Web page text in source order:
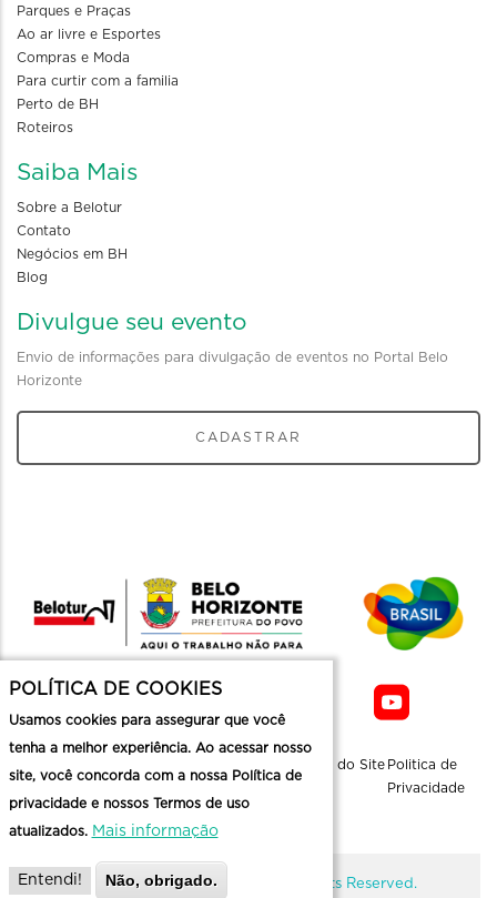
Parques e Praças
Ao ar livre e Esportes
Compras e Moda
Para curtir com a familia
Perto de BH
Roteiros
Saiba Mais
Sobre a Belotur
Contato
Negócios em BH
Blog
Divulgue seu evento
Envio de informações para divulgação de eventos no Portal Belo
Horizonte
CADASTRAR
Mapa do Site Politica de
Privacidade
@ Copyright Belotur 2026. All Rights Reserved.
POLÍTICA DE COOKIES
Usamos cookies para assegurar que você
tenha a melhor experiência. Ao acessar nosso
site, você concorda com a nossa Política de
privacidade e nossos Termos de uso
atualizados. Mais informação
Entendi! Não, obrigado.